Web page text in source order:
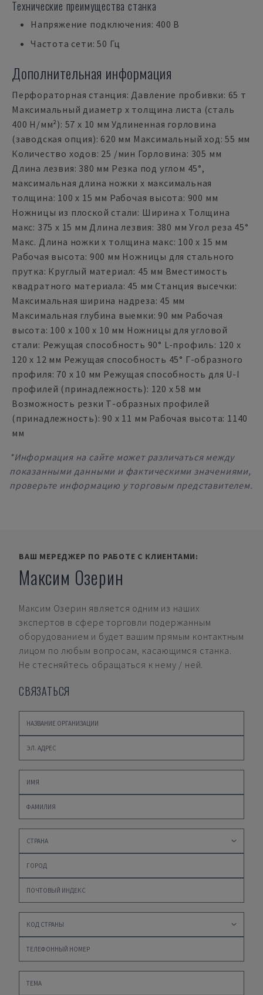
Технические преимущества станка
Напряжение подключения: 400 В
Частота сети: 50 Гц
Дополнительная информация
Перфораторная станция: Давление пробивки: 65 т
Максимальный диаметр x толщина листа (сталь
400 Н/мм²): 57 x 10 мм Удлиненная горловина
(заводская опция): 620 мм Максимальный ход: 55 мм
Количество ходов: 25 /мин Горловина: 305 мм
Длина лезвия: 380 мм Резка под углом 45°,
максимальная длина ножки x максимальная
толщина: 100 x 15 мм Рабочая высота: 900 мм
Ножницы из плоской стали: Ширина х Толщина
макс: 375 x 15 мм Длина лезвия: 380 мм Угол реза 45°
Макс. Длина ножки х толщина макс: 100 x 15 мм
Рабочая высота: 900 мм Ножницы для стального
прутка: Круглый материал: 45 мм Вместимость
квадратного материала: 45 мм Станция высечки:
Максимальная ширина надреза: 45 мм
Максимальная глубина выемки: 90 мм Рабочая
высота: 100 x 100 x 10 мм Ножницы для угловой
стали: Режущая способность 90° L-профиль: 120 x
120 x 12 мм Режущая способность 45° Г-образного
профиля: 70 x 10 мм Режущая способность для U-I
профилей (принадлежность): 120 x 58 мм
Возможность резки Т-образных профилей
(принадлежность): 90 x 11 мм Рабочая высота: 1140
мм
*Информация на сайте может различаться между
показанными данными и фактическими значениями,
проверьте информацию у торговым представителем.
ВАШ МЕРЕДЖЕР ПО РАБОТЕ С КЛИЕНТАМИ:
Максим Озерин
Максим Озерин является одним из наших
экспертов в сфере торговли подержанным
оборудованием и будет вашим прямым контактным
лицом по любым вопросам, касающимся станка.
Не стесняйтесь обращаться к нему / ней.
СВЯЗАТЬСЯ